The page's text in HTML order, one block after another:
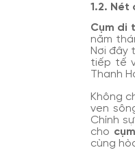
1.2. Nét
Cụm di
năm
Nơi đây
tiếp tế
Thanh
Không
ven
Chính
cho c
cùng